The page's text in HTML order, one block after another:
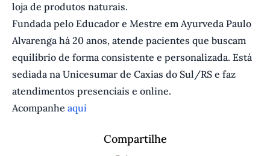
loja de produtos naturais.
Fundada pelo Educador e Mestre em Ayurveda Paulo
Alvarenga há 20 anos, atende pacientes que buscam
equilíbrio de forma consistente e personalizada. Está
sediada na Unicesumar de Caxias do Sul/RS e faz
atendimentos presenciais e online.
Acompanhe aqui
Compartilhe